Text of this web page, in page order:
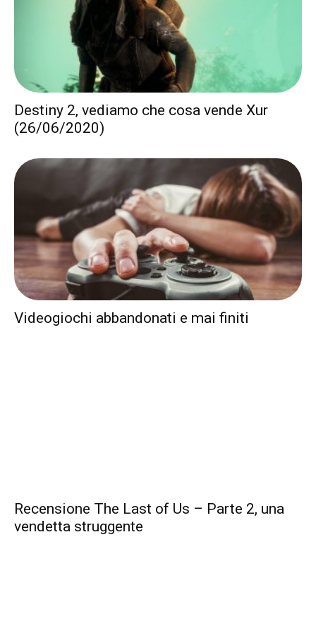
Destiny 2, vediamo che cosa vende Xur
(26/06/2020)
Videogiochi abbandonati e mai finiti
Recensione The Last of Us – Parte 2, una
vendetta struggente